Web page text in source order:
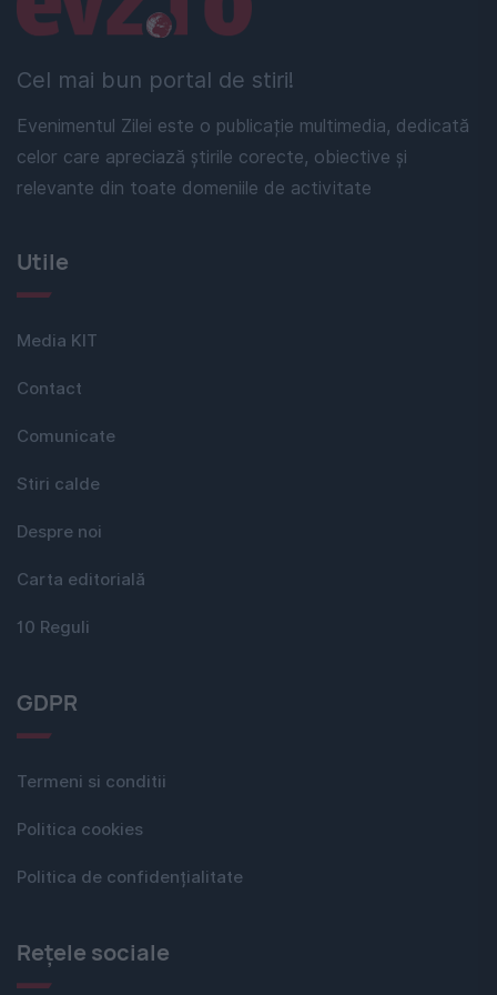
Cel mai bun portal de stiri!
Evenimentul Zilei este o publicație multimedia, dedicată
celor care apreciază știrile corecte, obiective și
relevante din toate domeniile de activitate
Utile
Media KIT
Contact
Comunicate
Stiri calde
Despre noi
Carta editorială
10 Reguli
GDPR
Termeni si conditii
Politica cookies
Politica de confidențialitate
Rețele sociale